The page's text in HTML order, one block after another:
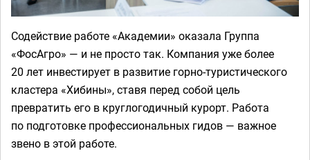
Содействие работе «Академии» оказала Группа
«ФосАгро» — и не просто так. Компания уже более
20 лет инвестирует в развитие горно-туристического
кластера «Хибины», ставя перед собой цель
превратить его в круглогодичный курорт. Работа
по подготовке профессиональных гидов — важное
звено в этой работе.